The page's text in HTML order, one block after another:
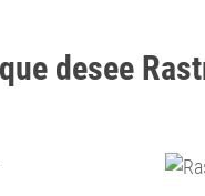
desee